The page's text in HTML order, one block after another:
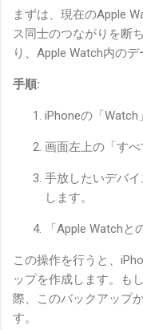
まずは、現在のApple
ス同士のつながりを断
り、Apple Watch内の
手順:
iPhoneの「Watch
画面左上の「すべ
手放したいデバ
します。
「Apple Watch
この操作を行うと、
ップを作成します。も
際、このバックアップ
す。